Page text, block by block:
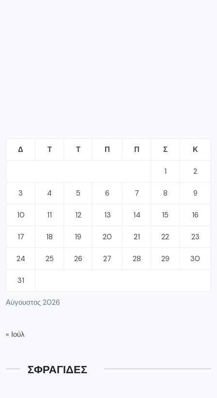
Αύγουστος 2026
Δ Τ Τ Π Π Σ Κ
1 2
3 4 5 6 7 8 9
10 11 12 13 14 15 16
17 18 19 20 21 22 23
24 25 26 27 28 29 30
31
« Ιούλ
ΣΦΡΑΓΙΔΕΣ